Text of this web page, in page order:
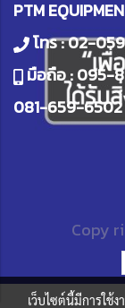
PTM
โทร :02-
มือถือ :095-
081-659-6502
Copy
เว็บไซต์นี้มีการใช้